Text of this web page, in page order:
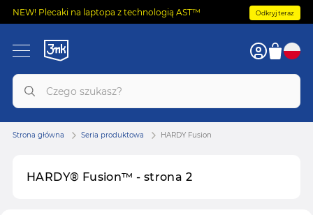
NEW! Plecaki na laptopa z technologią AST™ Odkryj teraz
HARDY® Fusion™ - strona 2
Strona główna Seria produktowa HARDY Fusion